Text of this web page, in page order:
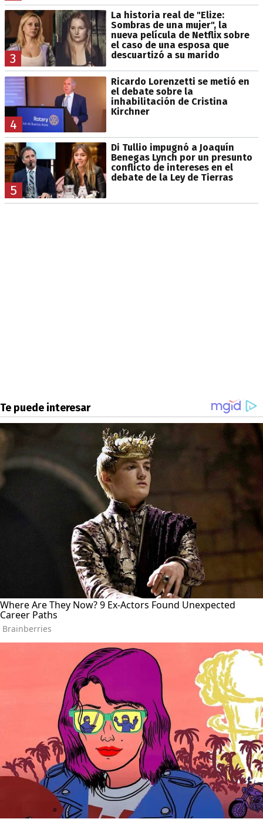
3
La historia real de "Elize:
Sombras de una mujer", la
nueva película de Netflix sobre
el caso de una esposa que
descuartizó a su marido
4
Ricardo Lorenzetti se metió en
el debate sobre la
inhabilitación de Cristina
Kirchner
5
Di Tullio impugnó a Joaquín
Benegas Lynch por un presunto
conflicto de intereses en el
debate de la Ley de Tierras